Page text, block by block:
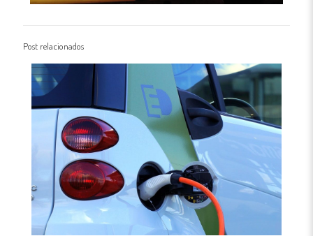
Post relacionados